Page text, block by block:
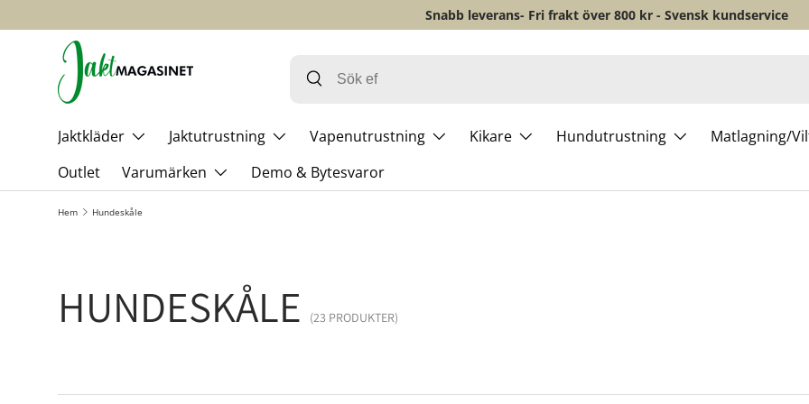
HOPPA TILL INNEHÅLL
Snabb leverans- Fri frakt över 800 kr - Svensk kundservice
Jaktkläder Jaktutrustning Vapenutrustning Kikare Hundutrustning Matlagning/
Outlet
Varumärken Demo & Bytesvaror
Hem Hundeskåle
HUNDESKÅLE (23 PRODUKTER)